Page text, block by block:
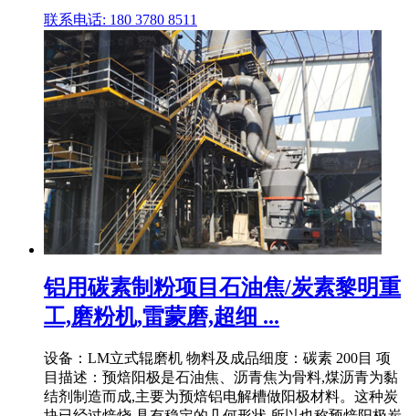
联系电话: 180 3780 8511
铝用碳素制粉项目石油焦/炭素黎明重
工,磨粉机,雷蒙磨,超细 ...
设备：LM立式辊磨机 物料及成品细度：碳素 200目 项
目描述：预焙阳极是石油焦、沥青焦为骨料,煤沥青为黏
结剂制造而成,主要为预焙铝电解槽做阳极材料。这种炭